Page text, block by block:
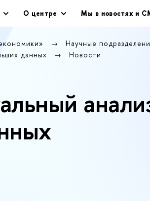
О центре Мы в новостях и
Научные
данных Новости